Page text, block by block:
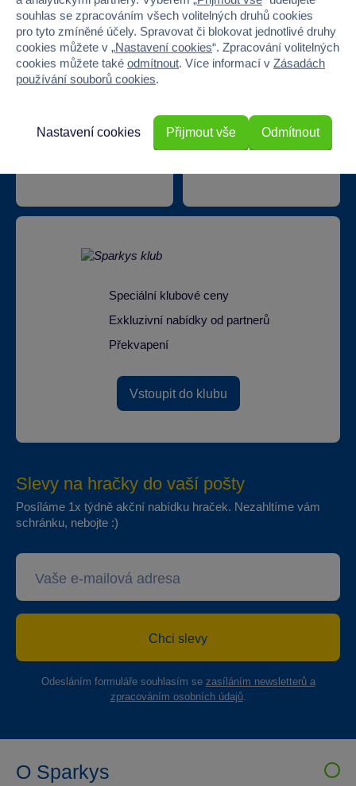
Speciální klubové ceny
Exkluzivní nabídky od partnerů
Překvapení
Vstoupit do klubu
Slevy na hračky do vaší pošty
Posíláme 1x týdně akční nabídku hraček. Nezahltíme vám
schránku, nebojte :)
Chci slevy
Odesláním formuláře souhlasím se zasíláním newsletterů a
zpracováním osobních údajů.
O Sparkys
souhlas se zpracováním všech volitelných druhů cookies
pro tyto zmíněné účely. Spravovat či blokovat jednotlivé druhy
cookies můžete v „Nastavení cookies“. Zpracování volitelných
cookies můžete také odmítnout. Více informací v Zásadách
používání souborů cookies.
Odmítnout
Nastavení cookies Přijmout vše